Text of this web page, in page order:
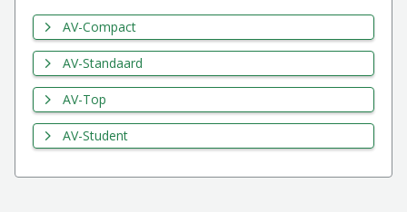
AV-Compact
AV-Standaard
AV-Top
AV-Student